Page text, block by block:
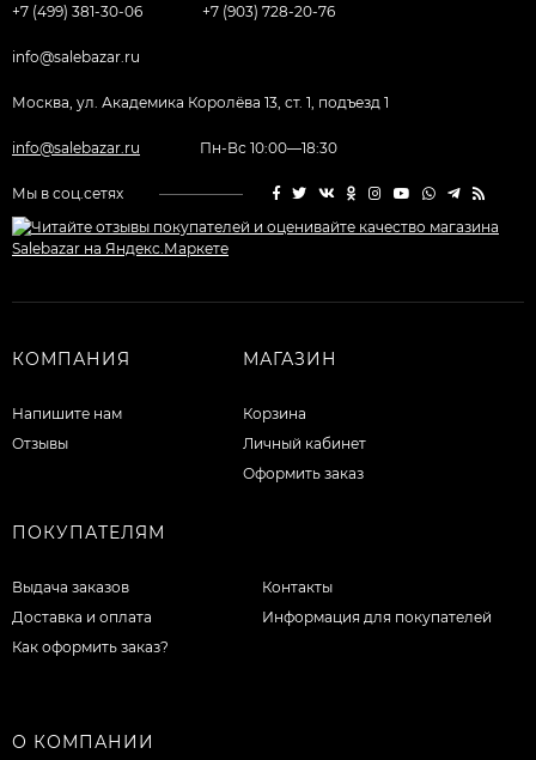
+7 (499) 381-30-06 +7 (903) 728-20-76
info@salebazar.ru
Москва, ул. Академика Королёва 13, ст. 1, подъезд 1
info@salebazar.ru Пн-Вс 10:00—18:30
Мы в соц.сетях
КОМПАНИЯ
Напишите нам
Отзывы
МАГАЗИН
Корзина
Личный кабинет
Оформить заказ
ПОКУПАТЕЛЯМ
Выдача заказов
Доставка и оплата
Как оформить заказ?
Контакты
Информация для покупателей
О КОМПАНИИ